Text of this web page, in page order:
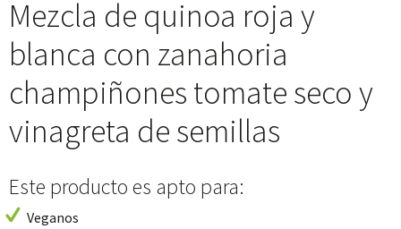
Mezcla de quinoa roja y
blanca con zanahoria
champiñones tomate seco y
vinagreta de semillas
Este producto es apto para:
Veganos